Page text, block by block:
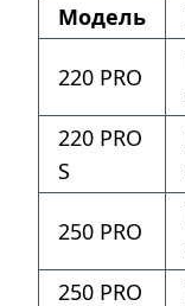
Модель
220 PRO
220 PRO
S
250 PRO
250 PRO